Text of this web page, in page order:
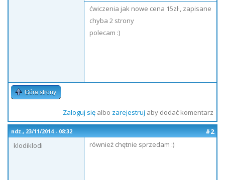
ćwiczenia jak nowe cena 15zł , zapisane
chyba 2 strony
polecam :)
Góra strony
Zaloguj sięalbo zarejestruj aby dodać komentarz
ndz., 23/11/2014 - 08:32
#2
klodiklodi
również chętnie sprzedam :)